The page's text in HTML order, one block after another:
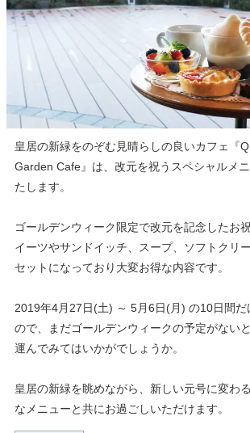
皇居の新緑をのぞむ見晴らしの良いカフェ『
Garden Cafe』は、改元を祝うスペシャルメ
たします。
ゴールデンウィーク限定で改元を記念したお
イーツやサンドイッチ、スープ、ソフトクリ
セットになっており大変お得な内容です。
2019年4月27日(土) ～ 5月6日(月) の10日間だ
ので、まだゴールデンウィークの予定がない
運んでみてはいかがでしょうか。
皇居の新緑を眺めながら、新しい元号に変わ
なメニューと共にお過ごしいただけます。